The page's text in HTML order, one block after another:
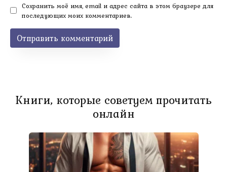
Сохранить моё имя, email и адрес сайта в этом браузере для
последующих моих комментариев.
Книги, которые советуем прочитать
онлайн